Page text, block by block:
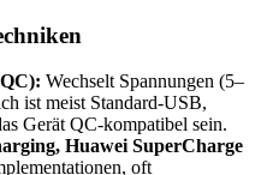
Wechselt Spannungen (5–
ist meist Standard-USB,
Gerät QC-kompatibel sein.
Huawei SuperCharge
oft